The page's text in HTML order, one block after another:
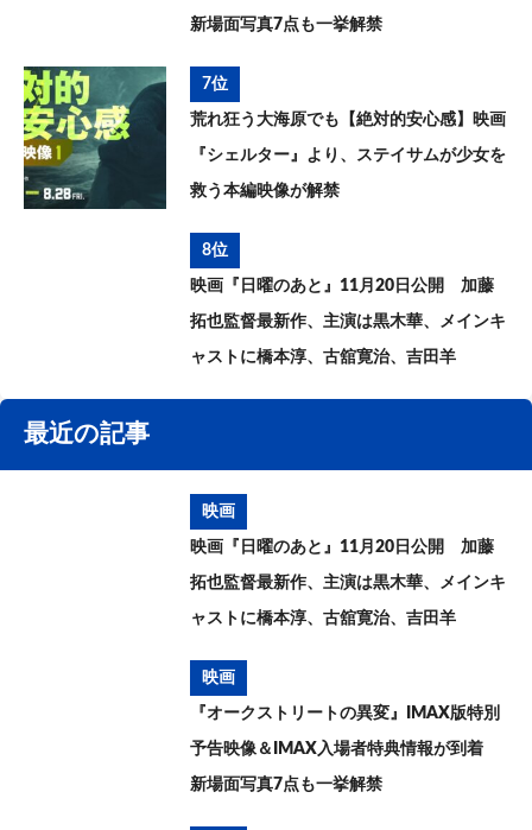
新場面写真7点も一挙解禁
7位
荒れ狂う大海原でも【絶対的安心感】映画
『シェルター』より、ステイサムが少女を
救う本編映像が解禁
8位
映画『日曜のあと』11月20日公開 加藤
拓也監督最新作、主演は黒木華、メインキ
ャストに橋本淳、古舘寛治、吉田羊
最近の記事
映画
映画『日曜のあと』11月20日公開 加藤
拓也監督最新作、主演は黒木華、メインキ
ャストに橋本淳、古舘寛治、吉田羊
映画
『オークストリートの異変』IMAX版特別
予告映像＆IMAX入場者特典情報が到着
新場面写真7点も一挙解禁